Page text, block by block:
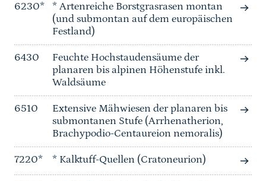
6230*
* Artenreiche Borstgrasrasen montan
(und submontan auf dem europäischen
Festland)
6430
Feuchte Hochstaudensäume der
planaren bis alpinen Höhenstufe inkl.
Waldsäume
6510
Extensive Mähwiesen der planaren bis
submontanen Stufe (Arrhenatherion,
Brachypodio-Centaureion nemoralis)
7220* * Kalktuff-Quellen (Cratoneurion)